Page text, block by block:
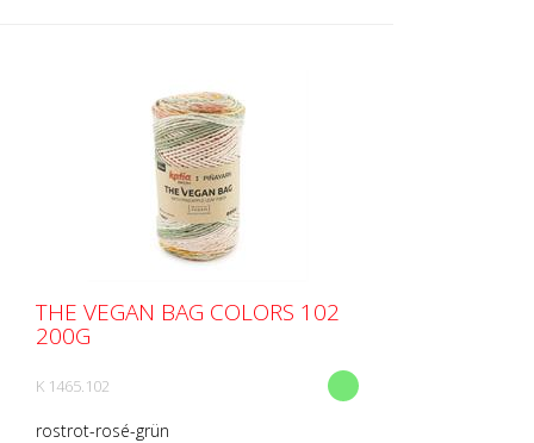
THE VEGAN BAG COLORS 102
200G
K 1465.102
rostrot-rosé-grün